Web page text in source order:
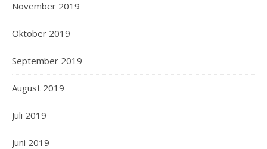
November 2019
Oktober 2019
September 2019
August 2019
Juli 2019
Juni 2019